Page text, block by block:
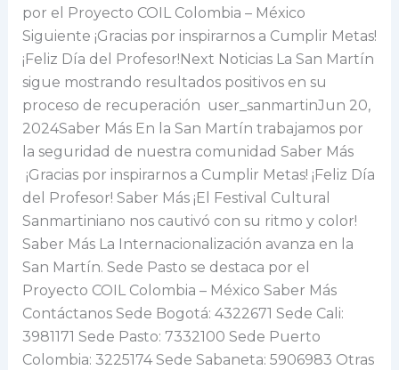
por el Proyecto COIL Colombia – México
Siguiente ¡Gracias por inspirarnos a Cumplir Metas!
¡Feliz Día del Profesor!Next Noticias La San Martín
sigue mostrando resultados positivos en su
proceso de recuperación user_sanmartinJun 20,
2024Saber Más En la San Martín trabajamos por
la seguridad de nuestra comunidad Saber Más
¡Gracias por inspirarnos a Cumplir Metas! ¡Feliz Día
del Profesor! Saber Más ¡El Festival Cultural
Sanmartiniano nos cautivó con su ritmo y color!
Saber Más La Internacionalización avanza en la
San Martín. Sede Pasto se destaca por el
Proyecto COIL Colombia – México Saber Más
Contáctanos Sede Bogotá: 4322671 Sede Cali:
3981171 Sede Pasto: 7332100 Sede Puerto
Colombia: 3225174 Sede Sabaneta: 5906983 Otras